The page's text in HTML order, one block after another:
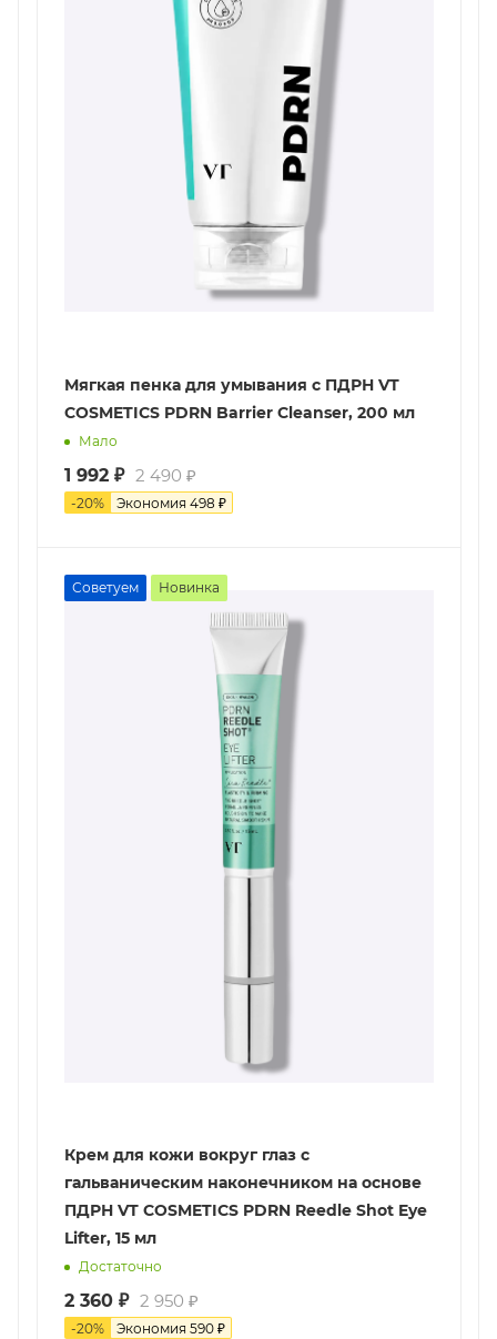
Мягкая пенка для умывания с ПДРН VT
COSMETICS PDRN Barrier Cleanser, 200 мл
Мало
1 992 ₽ 2 490 ₽
-20% Экономия 498 ₽
Советуем Новинка
Крем для кожи вокруг глаз с
гальваническим наконечником на основе
ПДРН VT COSMETICS PDRN Reedle Shot Eye
Lifter, 15 мл
Достаточно
2 360 ₽ 2 950 ₽
-20% Экономия 590 ₽